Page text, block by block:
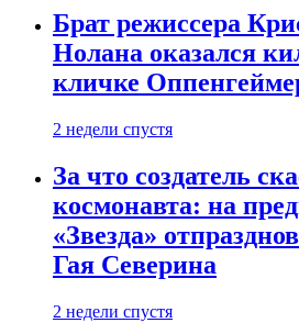
Брат режиссера
Нолана оказался
кличке
2 недели спустя
За что создатель
космонавта: на
«Звезда»
Гая Северина
2 недели спустя